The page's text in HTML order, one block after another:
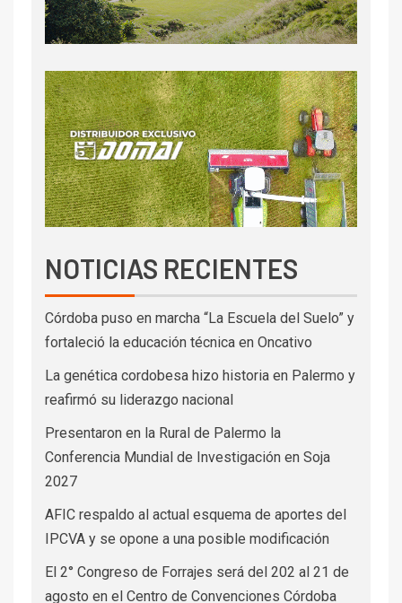
NOTICIAS RECIENTES
Córdoba puso en marcha “La Escuela del Suelo” y
fortaleció la educación técnica en Oncativo
La genética cordobesa hizo historia en Palermo y
reafirmó su liderazgo nacional
Presentaron en la Rural de Palermo la
Conferencia Mundial de Investigación en Soja
2027
AFIC respaldo al actual esquema de aportes del
IPCVA y se opone a una posible modificación
El 2° Congreso de Forrajes será del 202 al 21 de
agosto en el Centro de Convenciones Córdoba